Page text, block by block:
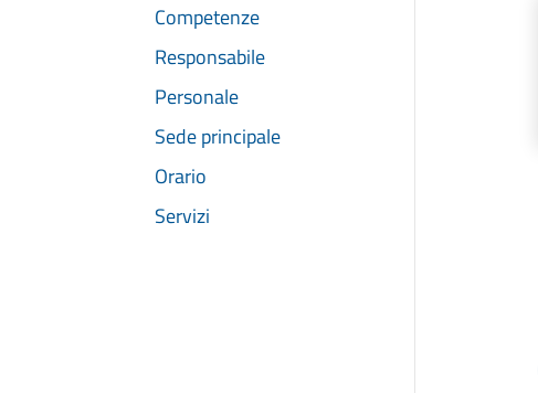
Competenze
Responsabile
Personale
Sede principale
Orario
Servizi